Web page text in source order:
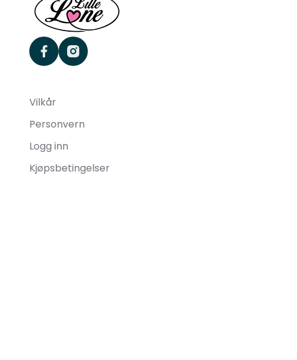
facebookinstagram
Vilkår
Personvern
Logg inn
Kjøpsbetingelser